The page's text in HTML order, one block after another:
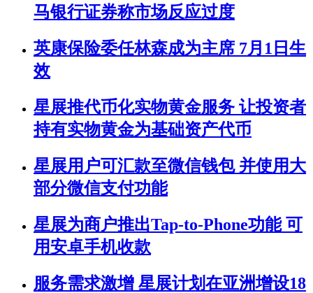
马银行证券称市场反应过度
英康保险委任林森成为主席 7月1日生
效
星展推代币化实物黄金服务 让投资者
持有实物黄金为基础资产代币
星展用户可汇款至微信钱包 并使用大
部分微信支付功能
星展为商户推出Tap-to-Phone功能 可
用安卓手机收款
服务需求激增 星展计划在亚洲增设18